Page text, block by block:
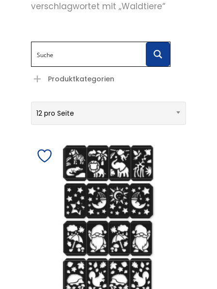
verschlagwortet mit „Waldtiere“
Produktkategorien
12 pro Seite